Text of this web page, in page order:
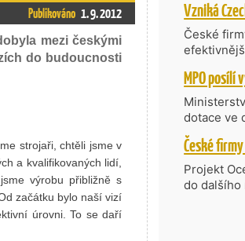
Publikováno 1. 9. 2012
mezi českými
do budoucnosti
strojaři, chtěli jsme v
a kvalifikovaných lidí,
výrobu přibližně s
začátku bylo naší vizí
úrovni. To se daří
České
nabídne
zahraniční
dotace ve
Transfer,
Částkou
umělé
do
Projekt
do dalšího
prosazují